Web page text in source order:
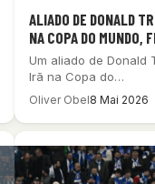
ALIADO DE DONALD
NA COPA DO MUNDO,
Um aliado de Donald
Irã na Copa do…
Oliver Obel8 Mai 2026